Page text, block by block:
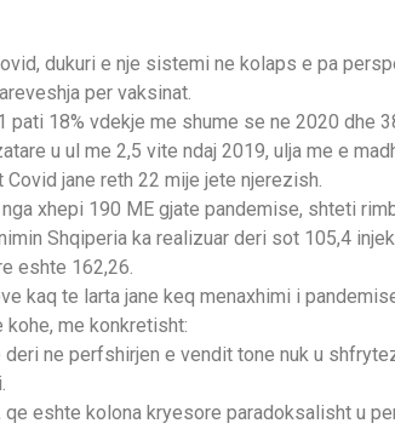
dukuri e nje sistemi ne kolaps e pa
per vaksinat.
pati 18% vdekje me shume se ne 2020 dhe
u ul me 2,5 vite ndaj 2019, ulja me e
jane reth 22 mije jete njerezish.
xhepi 190 ME gjate pandemise, shteti
Shqiperia ka realizuar deri sot 105,4
eshte 162,26.
kaq te larta jane keq menaxhimi i
kohe, me konkretisht:
ne perfshirjen e vendit tone nuk u
eshte kolona kryesore paradoksalisht u